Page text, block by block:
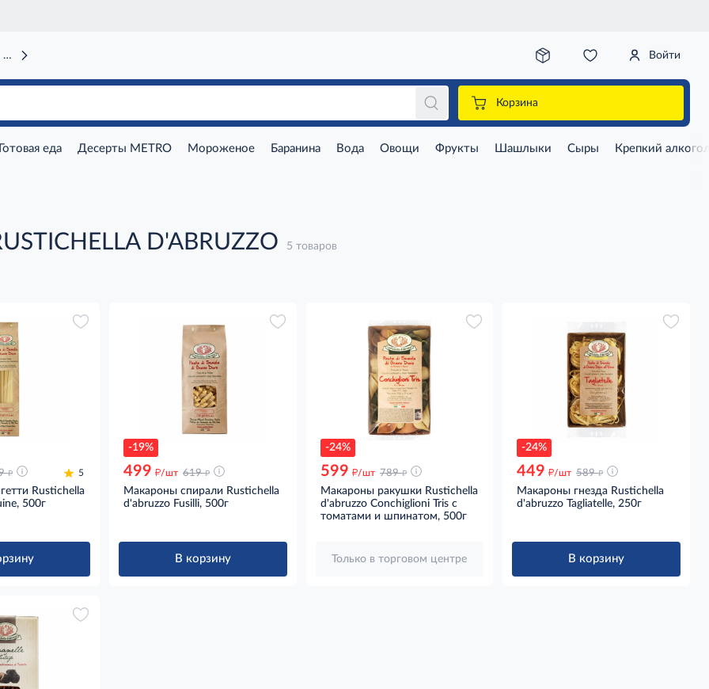
Войти
Корзина
еда Десерты METRO Мороженое Баранина Вода Овощи Фрукты Шашлыки Сыры Крепкий
D'ABRUZZO 5 товаров
д 5
Rustichella
500г
-19%
499 д/шт 619 д
Макароны спирали Rustichella
d'abruzzo Fusilli, 500г
В корзину
-24%
599 д/шт 789 д
Макароны ракушки Rustichella
d'abruzzo Conchiglioni Tris с
томатами и шпинатом, 500г
Только в торговом центре
-24%
449 д/шт 589 д
Макароны гнезда Rustichella
d'abruzzo Tagliatelle, 250г
В корзину